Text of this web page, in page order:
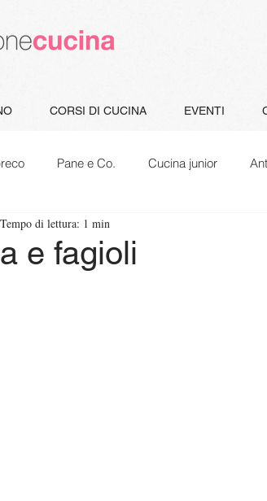
CORSI DI CUCINA EVENTI
Pane e Co. Cucina junior
Secondi Gluten Free
e fagioli
Tempo di lettura: 1 min